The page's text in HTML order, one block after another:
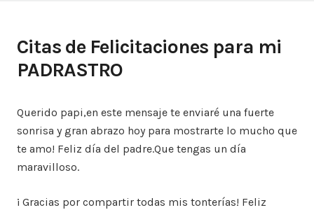
Citas de Felicitaciones para mi
PADRASTRO
Querido papi,en este mensaje te enviaré una fuerte
sonrisa y gran abrazo hoy para mostrarte lo mucho que
te amo! Feliz día del padre.Que tengas un día
maravilloso.
¡ Gracias por compartir todas mis tonterías! Feliz